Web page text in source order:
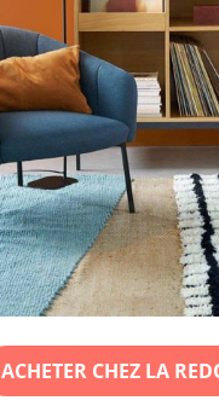
ACHETER CHEZ LA